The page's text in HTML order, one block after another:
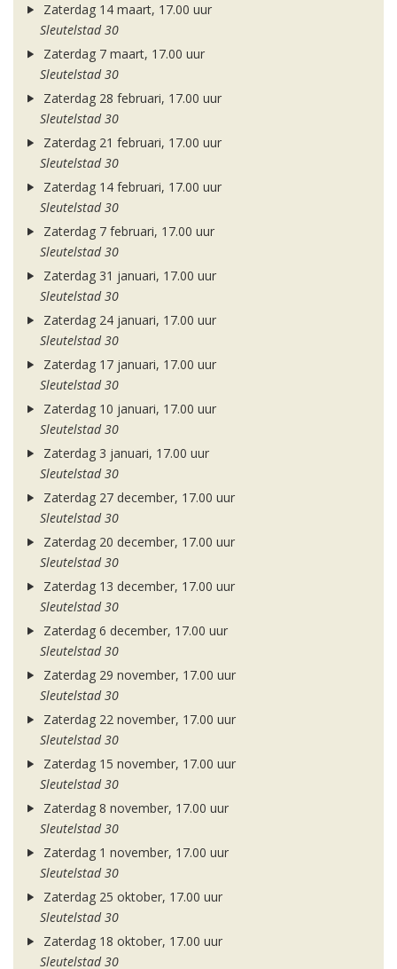
Zaterdag 14 maart, 17.00 uur
Sleutelstad 30
Zaterdag 7 maart, 17.00 uur
Sleutelstad 30
Zaterdag 28 februari, 17.00 uur
Sleutelstad 30
Zaterdag 21 februari, 17.00 uur
Sleutelstad 30
Zaterdag 14 februari, 17.00 uur
Sleutelstad 30
Zaterdag 7 februari, 17.00 uur
Sleutelstad 30
Zaterdag 31 januari, 17.00 uur
Sleutelstad 30
Zaterdag 24 januari, 17.00 uur
Sleutelstad 30
Zaterdag 17 januari, 17.00 uur
Sleutelstad 30
Zaterdag 10 januari, 17.00 uur
Sleutelstad 30
Zaterdag 3 januari, 17.00 uur
Sleutelstad 30
Zaterdag 27 december, 17.00 uur
Sleutelstad 30
Zaterdag 20 december, 17.00 uur
Sleutelstad 30
Zaterdag 13 december, 17.00 uur
Sleutelstad 30
Zaterdag 6 december, 17.00 uur
Sleutelstad 30
Zaterdag 29 november, 17.00 uur
Sleutelstad 30
Zaterdag 22 november, 17.00 uur
Sleutelstad 30
Zaterdag 15 november, 17.00 uur
Sleutelstad 30
Zaterdag 8 november, 17.00 uur
Sleutelstad 30
Zaterdag 1 november, 17.00 uur
Sleutelstad 30
Zaterdag 25 oktober, 17.00 uur
Sleutelstad 30
Zaterdag 18 oktober, 17.00 uur
Sleutelstad 30